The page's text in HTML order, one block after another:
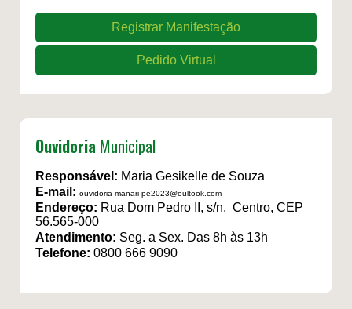
Registrar Manifestação
Pedido Virtual
Ouvidoria Municipal
Responsável: Maria Gesikelle de Souza
E-mail: ouvidoria-manari-pe2023@oultook.com
Endereço: Rua Dom Pedro II, s/n, Centro, CEP
56.565-000
Atendimento: Seg. a Sex. Das 8h às 13h
Telefone: 0800 666 9090